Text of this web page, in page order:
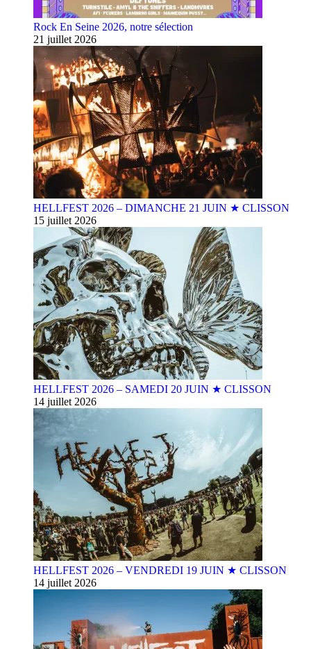
Rock En Seine 2026, notre sélection
21 juillet 2026
HELLFEST 2026 – DIMANCHE 21 JUIN ★ CLISSON
15 juillet 2026
HELLFEST 2026 – SAMEDI 20 JUIN ★ CLISSON
14 juillet 2026
HELLFEST 2026 – VENDREDI 19 JUIN ★ CLISSON
14 juillet 2026